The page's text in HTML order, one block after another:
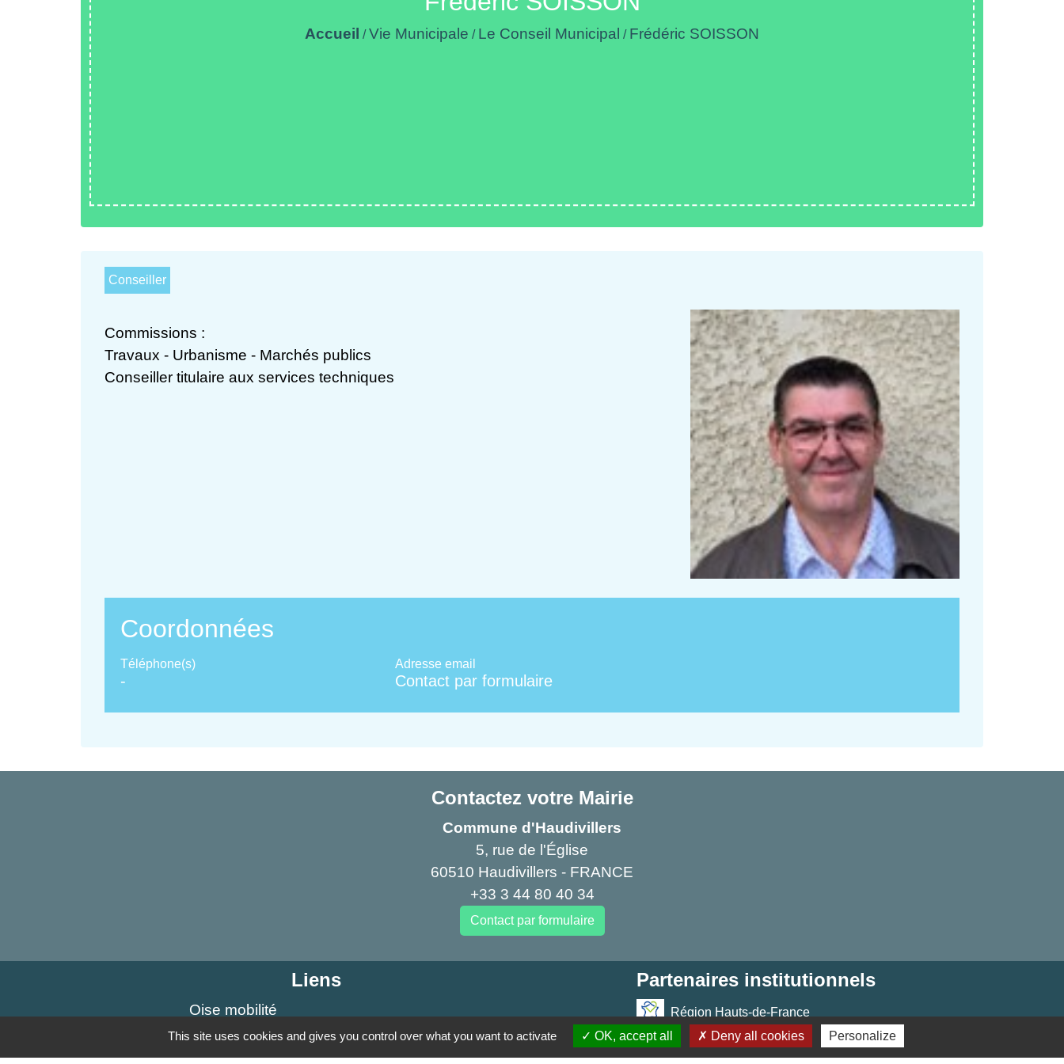
Accueil /Vie Municipale / Le Conseil Municipal / Frédéric SOISSON
Conseiller
Commissions :
Travaux - Urbanisme - Marchés publics
Conseiller titulaire aux services techniques
Coordonnées
Téléphone(s)
-
Adresse email
Contact par formulaire
Contactez votre Mairie
Commune d'Haudivillers
5, rue de l'Église
60510 Haudivillers - FRANCE
+33 3 44 80 40 34
Contact par formulaire
Liens
Oise mobilité
Agence nationale des titres sécurisés
Service Public
Partenaires institutionnels
Région Hauts-de-France
Département de l'Oise
This site uses cookies and gives you control over what you want to activate OK, accept all Deny all cookies Personalize